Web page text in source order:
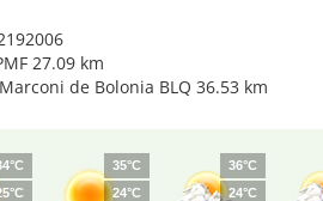
27.09 km
de Bolonia BLQ 36.53 km
35°C
24°C
36°C
24°C